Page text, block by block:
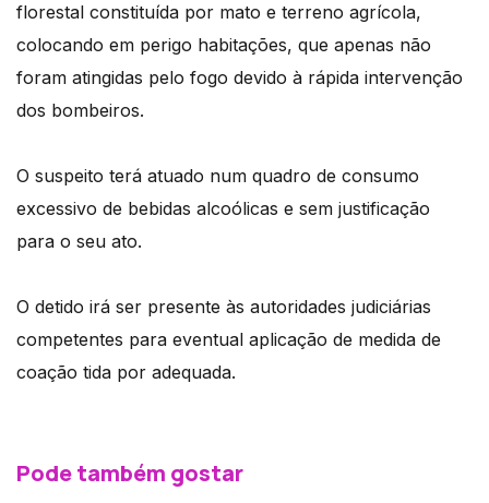
florestal constituída por mato e terreno agrícola,
colocando em perigo habitações, que apenas não
foram atingidas pelo fogo devido à rápida intervenção
dos bombeiros.
O suspeito terá atuado num quadro de consumo
excessivo de bebidas alcoólicas e sem justificação
para o seu ato.
O detido irá ser presente às autoridades judiciárias
competentes para eventual aplicação de medida de
coação tida por adequada.
Pode também gostar